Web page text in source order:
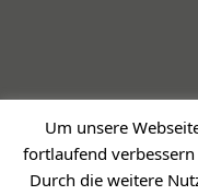
Copyright 2026 -
Impressum
Um unsere
fortlaufend
Durch die weitere